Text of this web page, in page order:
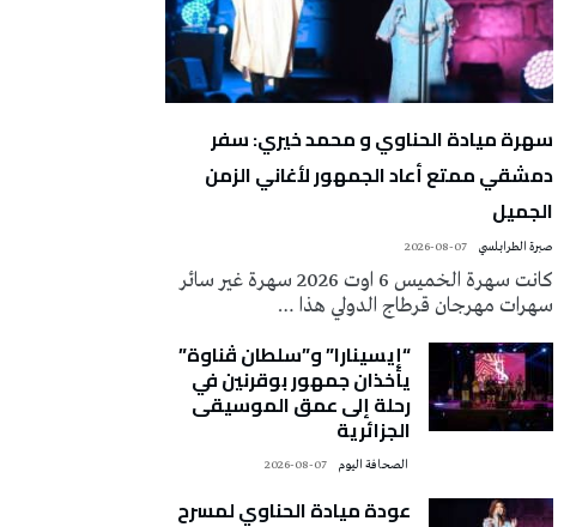
سهرة ميادة الحناوي و محمد خيري: سفر
دمشقي ممتع أعاد الجمهور لأغاني الزمن
الجميل
صبرة الطرابلسي 2026-08-07
كانت سهرة الخميس 6 اوت 2026 سهرة غير سائر
سهرات مهرجان قرطاج الدولي هذا …
“إيسينارا” و”سلطان ڤناوة”
يأخذان جمهور بوقرنين في
رحلة إلى عمق الموسيقى
الجزائرية
2026-08-07
عودة ميادة الحناوي لمسرح